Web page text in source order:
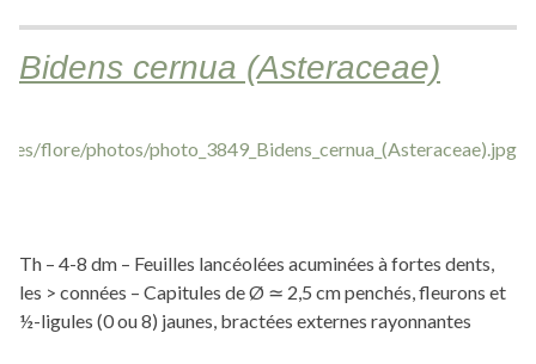
Bidens cernua (Asteraceae)
Th – 4-8 dm – Feuilles lancéolées acuminées à fortes dents,
les > connées – Capitules de Ø ≃ 2,5 cm penchés, fleurons et
½-ligules (0 ou 8) jaunes, bractées externes rayonnantes